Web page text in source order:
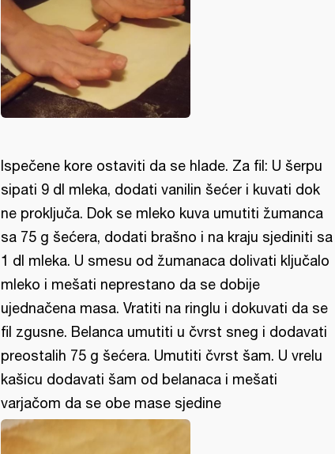
Ispečene kore ostaviti da se hlade. Za fil: U šerpu
sipati 9 dl mleka, dodati vanilin šećer i kuvati dok
ne proključa. Dok se mleko kuva umutiti žumanca
sa 75 g šećera, dodati brašno i na kraju sjediniti sa
1 dl mleka. U smesu od žumanaca dolivati ključalo
mleko i mešati neprestano da se dobije
ujednačena masa. Vratiti na ringlu i dokuvati da se
fil zgusne. Belanca umutiti u čvrst sneg i dodavati
preostalih 75 g šećera. Umutiti čvrst šam. U vrelu
kašicu dodavati šam od belanaca i mešati
varjačom da se obe mase sjedine